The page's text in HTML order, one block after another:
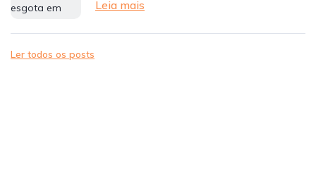
Leia mais
Ler todos os posts